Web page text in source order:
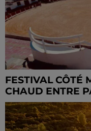
FESTIVAL CÔTÉ
CHAUD ENTRE